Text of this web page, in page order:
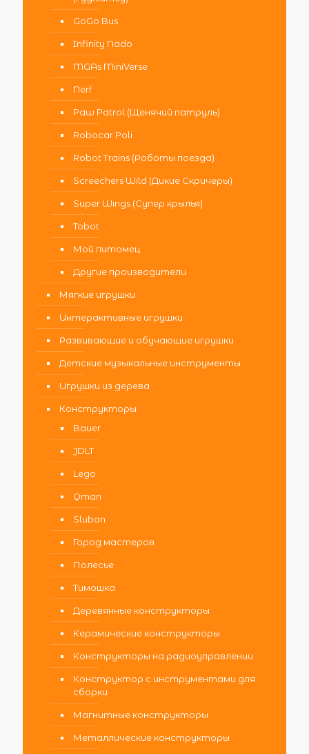
GoGo Bus
Infinity Nado
MGAs MiniVerse
Nerf
Paw Patrol (Щенячий патруль)
Robocar Poli
Robot Trains (Роботы поезда)
Screechers Wild (Дикие Скричеры)
Super Wings (Супер крылья)
Tobot
Мой питомец
Другие производители
Мягкие игрушки
Интерактивные игрушки
Развивающие и обучающие игрушки
Детские музыкальные инструменты
Игрушки из дерева
Конструкторы
Bauer
JDLT
Lego
Qman
Sluban
Город мастеров
Полесье
Тимошка
Деревянные конструкторы
Керамические конструкторы
Конструкторы на радиоуправлении
Конструктор с инструментами для
сборки
Магнитные конструкторы
Металлические конструкторы